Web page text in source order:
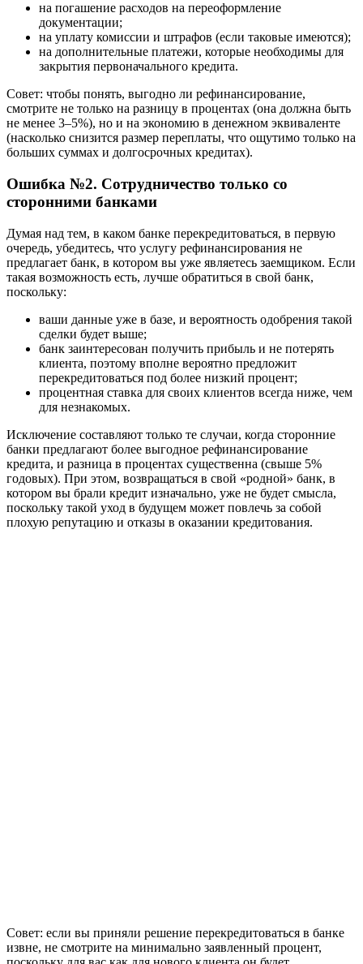
на погашение расходов на переоформление
документации;
на уплату комиссии и штрафов (если таковые имеются);
на дополнительные платежи, которые необходимы для
закрытия первоначального кредита.
Совет: чтобы понять, выгодно ли рефинансирование,
смотрите не только на разницу в процентах (она должна быть
не менее 3–5%), но и на экономию в денежном эквиваленте
(насколько снизится размер переплаты, что ощутимо только на
больших суммах и долгосрочных кредитах).
Ошибка №2. Сотрудничество только со
сторонними банками
Думая над тем, в каком банке перекредитоваться, в первую
очередь, убедитесь, что услугу рефинансирования не
предлагает банк, в котором вы уже являетесь заемщиком. Если
такая возможность есть, лучше обратиться в свой банк,
поскольку:
ваши данные уже в базе, и вероятность одобрения такой
сделки будет выше;
банк заинтересован получить прибыль и не потерять
клиента, поэтому вполне вероятно предложит
перекредитоваться под более низкий процент;
процентная ставка для своих клиентов всегда ниже, чем
для незнакомых.
Исключение составляют только те случаи, когда сторонние
банки предлагают более выгодное рефинансирование
кредита, и разница в процентах существенна (свыше 5%
годовых). При этом, возвращаться в свой «родной» банк, в
котором вы брали кредит изначально, уже не будет смысла,
поскольку такой уход в будущем может повлечь за собой
плохую репутацию и отказы в оказании кредитования.
Совет: если вы приняли решение перекредитоваться в банке
извне, не смотрите на минимально заявленный процент,